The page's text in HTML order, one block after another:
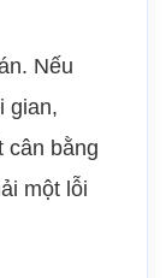
Nếu
gian,
cân bằng
một lỗi